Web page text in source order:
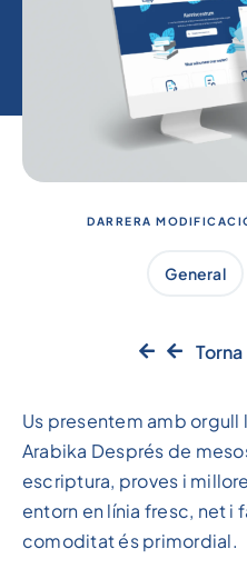
DARRERA
General
Us presentem amb orgull
Arabika Després de
escriptura, proves i
entorn en línia fresc, net i
comoditat és primordial.